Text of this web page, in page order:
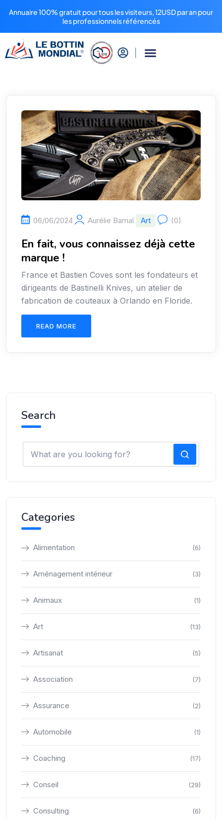
Annuaire 100% gratuit pour tous les visiteurs, 12USD par an pour
les professionnels référencés
06/06/2024 Aurélie Barrial Art (0)
En fait, vous connaissez déjà cette
marque !
France et Bastien Coves sont les fondateurs et
dirigeants de Bastinelli Knives, un atelier de
fabrication de couteaux à Orlando en Floride.
READ MORE
Search
Categories
Alimentation (6)
Aménagement intérieur (3)
Animaux (1)
Art (13)
Artisanat (5)
Association (7)
Assurance (2)
Automobile (1)
Coaching (17)
Conseil (29)
Consulting (6)